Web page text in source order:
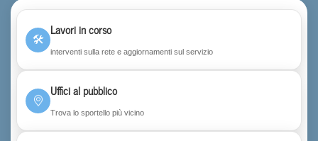
🛠
Lavori in corso
interventi sulla rete e aggiornamenti sul servizio
Uffici al pubblico
Trova lo sportello più vicino